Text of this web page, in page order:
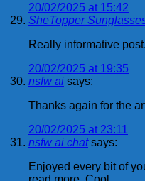
20/02/2025 at 15:42
SheTopper
Really informative
20/02/2025 at 19:35
nsfw ai says:
Thanks again for the
20/02/2025 at 23:11
nsfw ai chat says:
Enjoyed every bit of